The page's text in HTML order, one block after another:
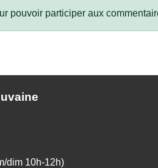
pouvoir participer aux
dim 10h-12h)